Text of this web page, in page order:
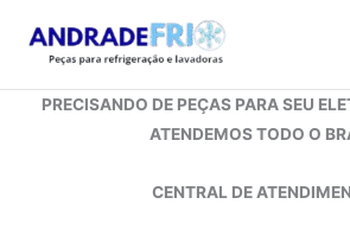
para
conteúdo
PRECISANDO DE PEÇAS PARA SEU
ATENDEMOS TODO O
CENTRAL DE